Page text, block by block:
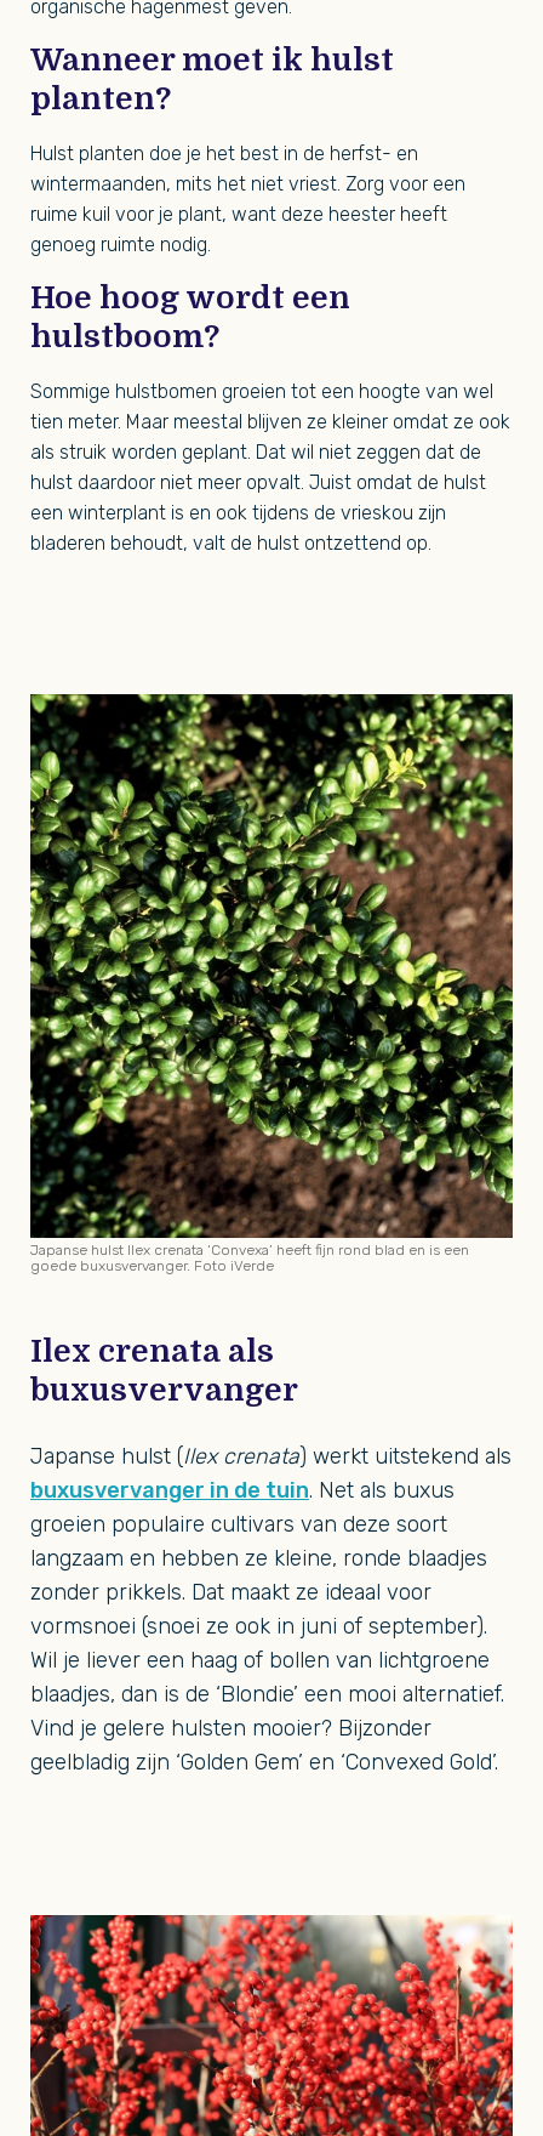
organische hagenmest geven.
Wanneer moet ik hulst
planten?
Hulst planten doe je het best in de herfst- en
wintermaanden, mits het niet vriest. Zorg voor een
ruime kuil voor je plant, want deze heester heeft
genoeg ruimte nodig.
Hoe hoog wordt een
hulstboom?
Sommige hulstbomen groeien tot een hoogte van wel
tien meter. Maar meestal blijven ze kleiner omdat ze ook
als struik worden geplant. Dat wil niet zeggen dat de
hulst daardoor niet meer opvalt. Juist omdat de hulst
een winterplant is en ook tijdens de vrieskou zijn
bladeren behoudt, valt de hulst ontzettend op.
Ilex crenata als
buxusvervanger
Japanse hulst (Ilex crenata) werkt uitstekend als
buxusvervanger in de tuin. Net als buxus
groeien populaire cultivars van deze soort
langzaam en hebben ze kleine, ronde blaadjes
zonder prikkels. Dat maakt ze ideaal voor
vormsnoei (snoei ze ook in juni of september).
Wil je liever een haag of bollen van lichtgroene
blaadjes, dan is de ‘Blondie’ een mooi alternatief.
Vind je gelere hulsten mooier? Bijzonder
geelbladig zijn ‘Golden Gem’ en ‘Convexed Gold’.
Japanse hulst Ilex crenata ‘Convexa’ heeft fijn rond blad en is een
goede buxusvervanger. Foto iVerde